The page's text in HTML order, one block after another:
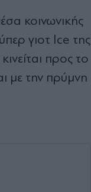
κοινωνικής
γιοτ Ice της
προς το
με την πρύμνη